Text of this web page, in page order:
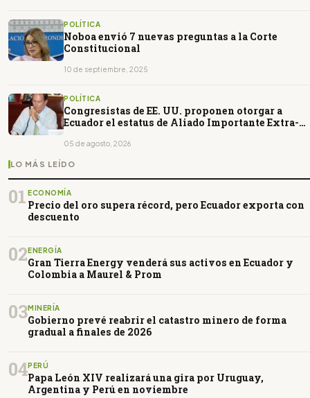
POLÍTICA
Noboa envió 7 nuevas preguntas a la Corte
Constitucional
10 de septiembre, 2025
POLÍTICA
Congresistas de EE. UU. proponen otorgar a
Ecuador el estatus de Aliado Importante Extra-
05 de agosto, 2026
LO MÁS LEÍDO
01 ECONOMÍA
Precio del oro supera récord, pero Ecuador exporta con
descuento
02ENERGÍA
Gran Tierra Energy venderá sus activos en Ecuador y
Colombia a Maurel & Prom
03MINERÍA
Gobierno prevé reabrir el catastro minero de forma
gradual a finales de 2026
04PERÚ
Papa León XIV realizará una gira por Uruguay,
Argentina y Perú en noviembre